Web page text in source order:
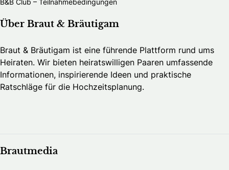
Über Braut & Bräutigam
Braut & Bräutigam ist eine führende Plattform rund ums
Heiraten. Wir bieten heiratswilligen Paaren umfassende
Informationen, inspirierende Ideen und praktische
Ratschläge für die Hochzeitsplanung.
Brautmedia